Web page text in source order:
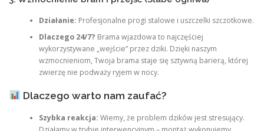
Działanie: Profesjonalne progi stalowe i uszczelki szczotkowe.
Dlaczego 24/7? Brama wjazdowa to najczęściej
wykorzystywane „wejście” przez dziki. Dzięki naszym
wzmocnieniom, Twoja brama staje się sztywną barierą, której
zwierzę nie podważy ryjem w nocy.
Dlaczego warto nam zaufać?
Szybka reakcja: Wiemy, że problem dzików jest stresujący.